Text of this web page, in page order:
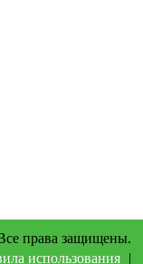
права защищены.
использования |